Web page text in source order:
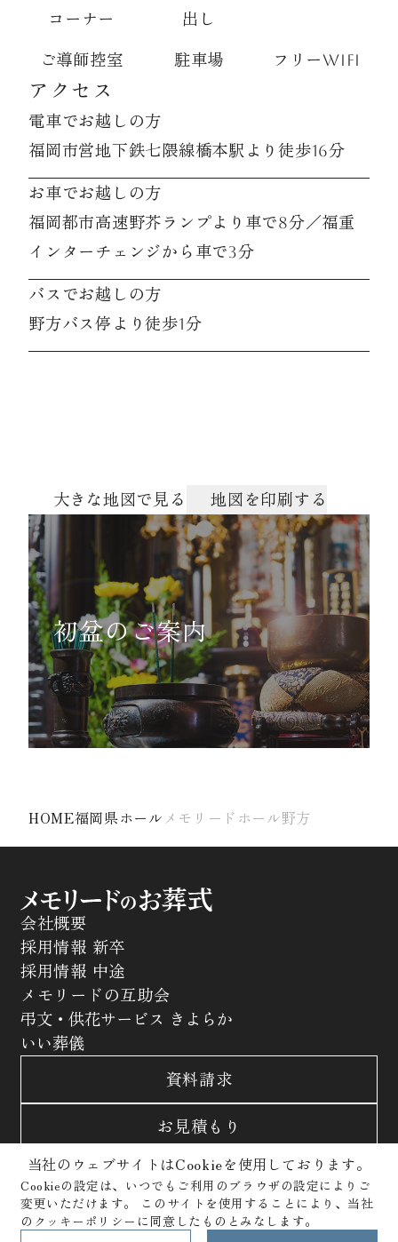
コーナー
出し
ご導師控室 駐車場 フリーwifi
アクセス
電車でお越しの方
福岡市営地下鉄七隈線橋本駅より徒歩16分
お車でお越しの方
福岡都市高速野芥ランプより車で8分／福重
インターチェンジから車で3分
バスでお越しの方
野方バス停より徒歩1分
大きな地図で見る 地図を印刷する
初盆のご案内
HOME福岡県ホールメモリードホール野方
会社概要
採用情報 新卒
採用情報 中途
メモリードの互助会
弔文・供花サービス きよらか
いい葬儀
資料請求
お見積もり
お問合わせ
サイトポリシー
プライバシーポリシー
クッキーポリシー
当社のウェブサイトはCookieを使用しております。
Cookieの設定は、いつでもご利用のブラウザの設定によりご
変更いただけます。
このサイトを使用することにより、当社
のクッキーポリシーに同意したものとみなします。